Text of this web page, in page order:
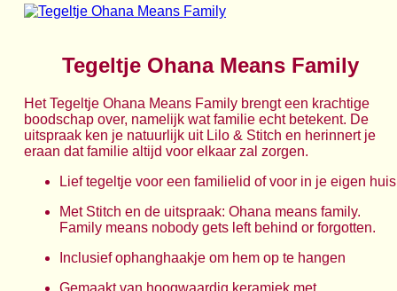
Tegeltje Ohana Means Family
Het Tegeltje Ohana Means Family brengt een krachtige
boodschap over, namelijk wat familie echt betekent. De
uitspraak ken je natuurlijk uit Lilo & Stitch en herinnert je
eraan dat familie altijd voor elkaar zal zorgen.
Lief tegeltje voor een familielid of voor in je eigen huis
Met Stitch en de uitspraak: Ohana means family.
Family means nobody gets left behind or forgotten.
Inclusief ophanghaakje om hem op te hangen
Gemaakt van hoogwaardig keramiek met